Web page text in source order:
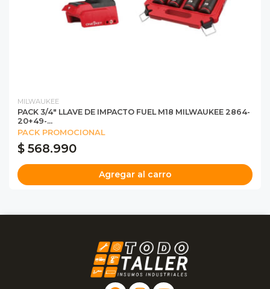
MILWAUKEE
PACK 3/4" LLAVE DE IMPACTO FUEL M18 MILWAUKEE 2864-
20+49-...
PACK PROMOCIONAL
$ 568.990
Agregar al carro